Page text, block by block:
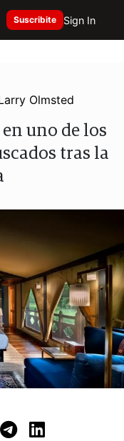
Suscribite Sign In
Olmsted
uno de los
tras la